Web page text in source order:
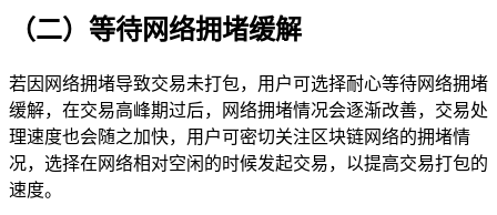
（二）等待网络拥堵缓解
若因网络拥堵导致交易未打包，用户可选择耐心等待网络拥堵
缓解，在交易高峰期过后，网络拥堵情况会逐渐改善，交易处
理速度也会随之加快，用户可密切关注区块链网络的拥堵情
况，选择在网络相对空闲的时候发起交易，以提高交易打包的
速度。